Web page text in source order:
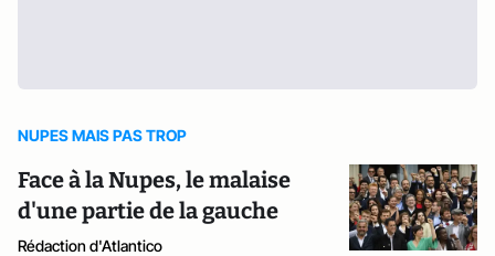
NUPES MAIS PAS TROP
Face à la Nupes, le malaise
d'une partie de la gauche
Rédaction d'Atlantico